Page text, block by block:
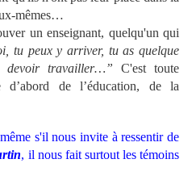
mêmes…
un enseignant, quelqu'un qui
tu peux y arriver, tu as quelque
devoir travailler…” C'est toute
de l’éducation, de la
s'il nous invite à ressentir de
, il nous fait surtout les témoins